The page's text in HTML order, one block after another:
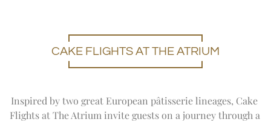
CAKE FLIGHTS AT THE ATRIUM
Inspired by two great European pâtisserie lineages, Cake
Flights at The Atrium invite guests on a journey through a